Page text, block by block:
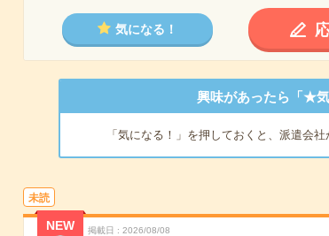
気になる！
興味があったら「★
「気になる！」を押しておくと、派遣会社
未読
NEW 掲載日 2026/08/08